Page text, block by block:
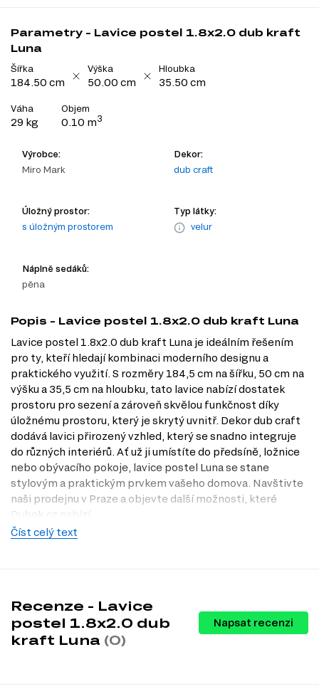
Parametry - Lavice postel 1.8x2.0 dub kraft
Luna
Šířka
184.50 cm
Výška
50.00 cm
Hloubka
35.50 cm
Váha
29 kg
Objem
0.10 m3
Výrobce:
Miro Mark
Dekor:
dub craft
Úložný prostor:
s úložným prostorem
Typ látky:
velur
Náplně sedáků:
pěna
Popis - Lavice postel 1.8x2.0 dub kraft Luna
Lavice postel 1.8x2.0 dub kraft Luna je ideálním řešením
pro ty, kteří hledají kombinaci moderního designu a
praktického využití. S rozměry 184,5 cm na šířku, 50 cm na
výšku a 35,5 cm na hloubku, tato lavice nabízí dostatek
prostoru pro sezení a zároveň skvělou funkčnost díky
úložnému prostoru, který je skrytý uvnitř. Dekor dub craft
dodává lavici přirozený vzhled, který se snadno integruje
do různých interiérů. Ať už ji umístíte do předsíně, ložnice
nebo obývacího pokoje, lavice postel Luna se stane
stylovým a praktickým prvkem vašeho domova. Navštivte
naši prodejnu v Praze a objevte další možnosti, které
Dubok.cz nabízí.
Charakteristiky, vlastnosti a výhody
Moderní design.
Dekor dub craft přináší do vašeho interiéru
přírodní a elegantní vzhled, který se hodí do různých stylů
zařizování.
Komfortní rozměry.S šířkou 184,5 cm je lavice dostatečně
Číst celý text
Recenze - Lavice
postel 1.8x2.0 dub
kraft Luna (0)
Napsat recenzi